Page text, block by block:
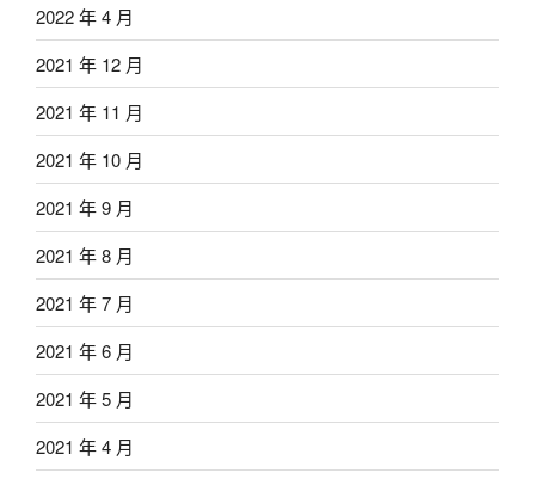
2022 年 4 月
2021 年 12 月
2021 年 11 月
2021 年 10 月
2021 年 9 月
2021 年 8 月
2021 年 7 月
2021 年 6 月
2021 年 5 月
2021 年 4 月